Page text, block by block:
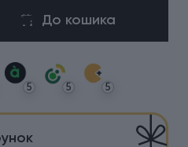
До кошика
5 5 5